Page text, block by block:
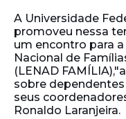
A Universidade
promoveu nessa
um encontro para
Nacional de
(LENAD
sobre
seus
Ronaldo Laranjeira.